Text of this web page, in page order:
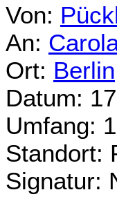
Von:
An:
Ort: Berlin
Datum:
Umfang:
Standort:
Signatur: